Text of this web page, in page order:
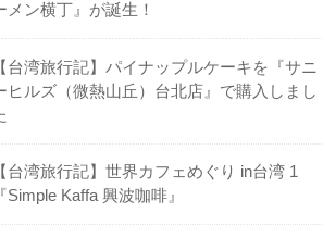
メン横丁』が誕生！
台湾旅行記】パイナップルケーキを『サニ
ヒルズ（微熱山丘）台北店』で購入しまし
台湾旅行記】世界カフェめぐり in台湾 1
Simple Kaffa 興波咖啡』